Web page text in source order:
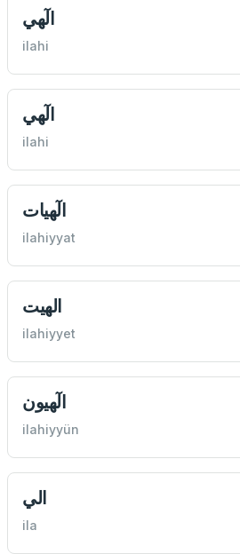
الٓهي
ilahi
الٓهي
ilahi
الٓهيات
ilahiyyat
الهيت
ilahiyyet
الٓهيون
ilahiyyün
الي
ila